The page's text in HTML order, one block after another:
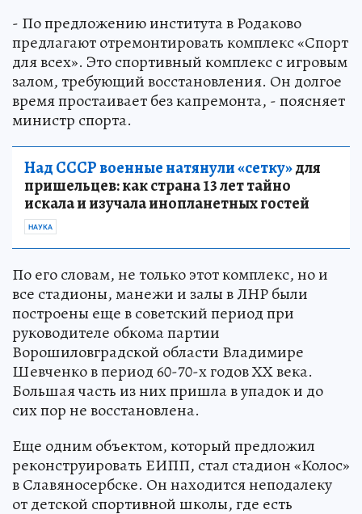
- По предложению института в Родаково
предлагают отремонтировать комплекс «Спорт
для всех». Это спортивный комплекс с игровым
залом, требующий восстановления. Он долгое
время простаивает без капремонта, - поясняет
министр спорта.
Над СССР военные натянули «сетку»для
пришельцев: как страна 13 лет тайно
искала и изучала инопланетных гостей
НАУКА
По его словам, не только этот комплекс, но и
все стадионы, манежи и залы в ЛНР были
построены еще в советский период при
руководителе обкома партии
Ворошиловградской области Владимире
Шевченко в период 60-70-х годов ХХ века.
Большая часть из них пришла в упадок и до
сих пор не восстановлена.
Еще одним объектом, который предложил
реконструировать ЕИПП, стал стадион «Колос»
в Славяносербске. Он находится неподалеку
от детской спортивной школы, где есть